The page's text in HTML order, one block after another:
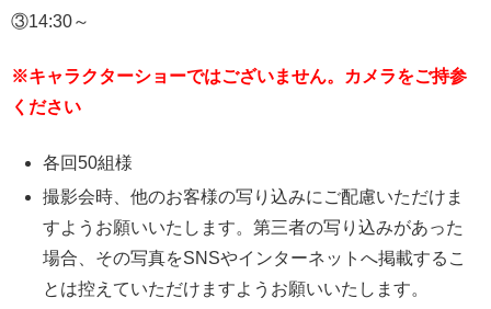
③14:30～
※キャラクターショーではございません。カメラをご持参
ください
各回50組様
撮影会時、他のお客様の写り込みにご配慮いただけま
すようお願いいたします。第三者の写り込みがあった
場合、その写真をSNSやインターネットへ掲載するこ
とは控えていただけますようお願いいたします。